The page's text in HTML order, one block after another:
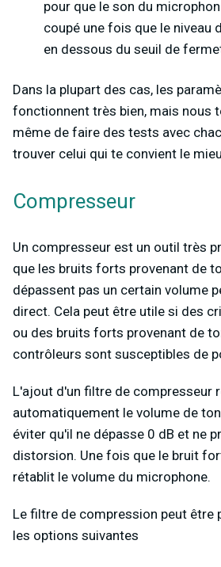
pour que le son du
coupé une fois que le niveau
en dessous du seuil de
Dans la plupart des cas, les
fonctionnent très bien, mais nous
même de faire des tests avec
trouver celui qui te convient le
Compresseur
Un compresseur est un outil très
que les bruits forts provenant de
dépassent pas un certain volume
direct. Cela peut être utile si des
ou des bruits forts provenant de
contrôleurs sont susceptibles de
L'ajout d'un filtre de compresseur
automatiquement le volume de
éviter qu'il ne dépasse 0 dB et ne
distorsion. Une fois que le bruit
rétablit le volume du microphone.
Le filtre de compression peut être
les options suivantes